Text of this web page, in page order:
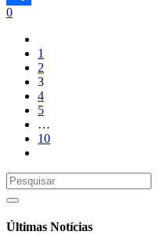
Share
0
1
2
3
4
5
…
10
Últimas Notícias